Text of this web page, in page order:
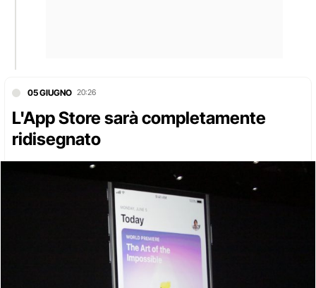
05 GIUGNO 20:26
L'App Store sarà completamente
ridisegnato